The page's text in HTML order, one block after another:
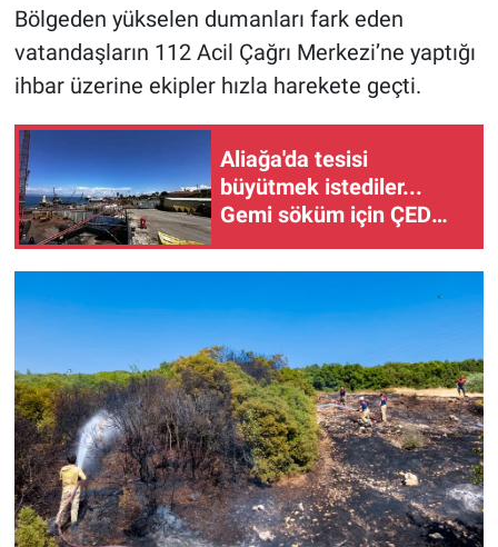
Bölgeden yükselen dumanları fark eden
vatandaşların 112 Acil Çağrı Merkezi’ne yaptığı
ihbar üzerine ekipler hızla harekete geçti.
Aliağa'da tesisi
büyütmek istediler...
Gemi söküm için ÇED